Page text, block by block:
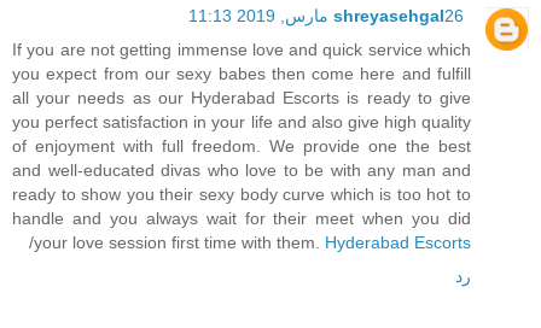
shreyasehgal26 مارس, 2019 11:13
If you are not getting immense love and quick service which
you expect from our sexy babes then come here and fulfill
all your needs as our Hyderabad Escorts is ready to give
you perfect satisfaction in your life and also give high quality
of enjoyment with full freedom. We provide one the best
and well-educated divas who love to be with any man and
ready to show you their sexy body curve which is too hot to
handle and you always wait for their meet when you did
your love session first time with them. Hyderabad Escorts
/
رد